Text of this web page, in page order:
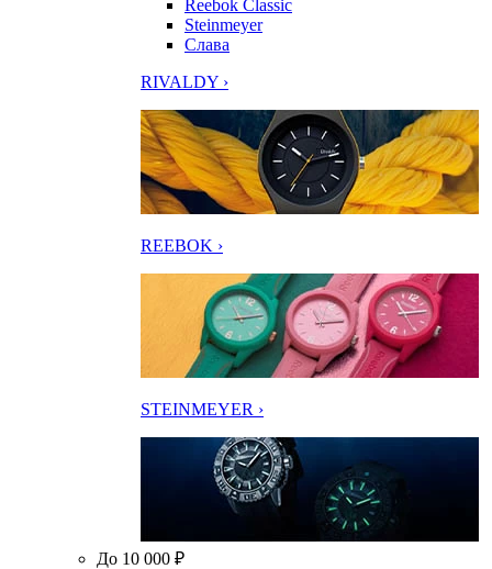
Reebok Classic
Steinmeyer
Слава
RIVALDY ›
REEBOK ›
STEINMEYER ›
До 10 000 ₽